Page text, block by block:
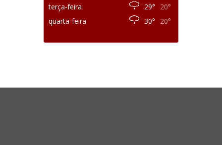
terça-feira
29°
20°
quarta-feira
30° 20°